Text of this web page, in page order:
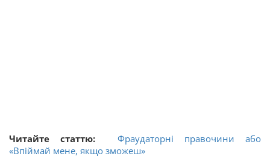
Читайте статтю: Фраудаторні правочини або
«Впіймай мене, якщо зможеш»